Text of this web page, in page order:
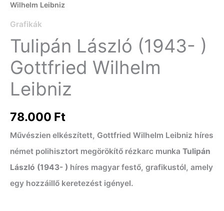
Wilhelm Leibniz
Grafikák
Tulipán László (1943- )
Gottfried Wilhelm
Leibniz
78.000 Ft
Művészien elkészített, Gottfried Wilhelm Leibniz híres
német polihisztort megörökítő rézkarc munka Tulipán
László (1943- ) híres magyar festő, grafikustól, amely
egy hozzáillő keretezést igényel.